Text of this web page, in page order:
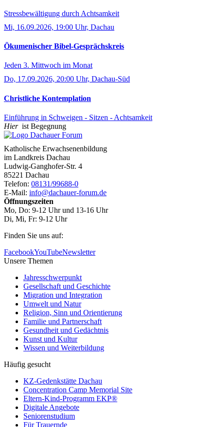
Stressbewältigung durch Achtsamkeit
Mi, 16.09.2026, 19:00 Uhr, Dachau
Ökumenischer Bibel-Gesprächskreis
Jeden 3. Mittwoch im Monat
Do, 17.09.2026, 20:00 Uhr, Dachau-Süd
Christliche Kontemplation
Einführung in Schweigen - Sitzen - Achtsamkeit
Hierist Begegnung
Katholische Erwachsenenbildung
im Landkreis Dachau
Ludwig-Ganghofer-Str. 4
85221 Dachau
Telefon: 08131/99688-0
E-Mail: info@dachauer-forum.de
Öffnungszeiten
Mo, Do: 9-12 Uhr und 13-16 Uhr
Di, Mi, Fr: 9-12 Uhr
Finden Sie uns auf:
FacebookYouTubeNewsletter
Unsere Themen
Jahresschwerpunkt
Gesellschaft und Geschichte
Migration und Integration
Umwelt und Natur
Religion, Sinn und Orientierung
Familie und Partnerschaft
Gesundheit und Gedächtnis
Kunst und Kultur
Wissen und Weiterbildung
Häufig gesucht
KZ-Gedenkstätte Dachau
Concentration Camp Memorial Site
Eltern-Kind-Programm EKP®
Digitale Angebote
Seniorenstudium
Für Trauernde